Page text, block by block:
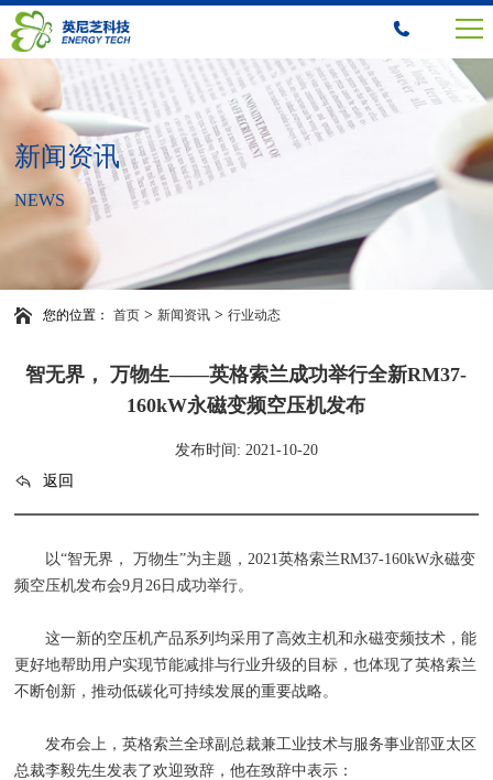
新闻资讯
NEWS
您的位置： 首页 >新闻资讯 >行业动态
智无界， 万物生——英格索兰成功举行全新RM37-
160kW永磁变频空压机发布
发布时间: 2021-10-20
返回
以“智无界， 万物生”为主题，2021英格索兰RM37-160kW永磁变
频空压机发布会9月26日成功举行。
这一新的空压机产品系列均采用了高效主机和永磁变频技术，能
更好地帮助用户实现节能减排与行业升级的目标，也体现了英格索兰
不断创新，推动低碳化可持续发展的重要战略。
发布会上，英格索兰全球副总裁兼工业技术与服务事业部亚太区
总裁李毅先生发表了欢迎致辞，他在致辞中表示：